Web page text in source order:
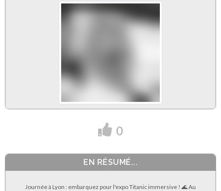
0
EN RÉSUMÉ...
Journée à Lyon : embarquez pour l'expo Titanic immersive ! 🌊 Au